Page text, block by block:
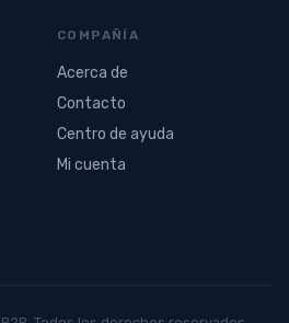
COMPAÑÍA
Acerca de
Contacto
Centro de ayuda
Mi cuenta